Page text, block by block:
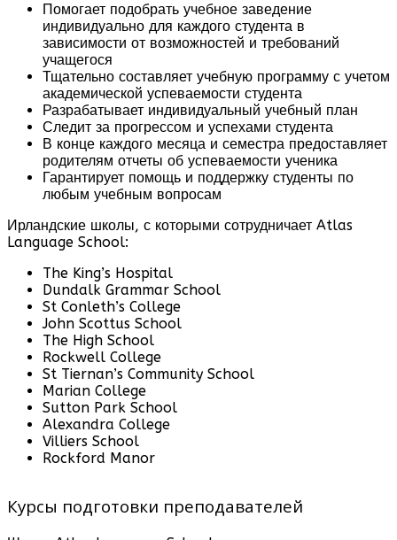
Помогает подобрать учебное заведение
индивидуально для каждого студента в
зависимости от возможностей и требований
учащегося
Тщательно составляет учебную программу с учетом
академической успеваемости студента
Разрабатывает индивидуальный учебный план
Следит за прогрессом и успехами студента
В конце каждого месяца и семестра предоставляет
родителям отчеты об успеваемости ученика
Гарантирует помощь и поддержку студенты по
любым учебным вопросам
Ирландские школы, с которыми сотрудничает Atlas
Language School:
The King’s Hospital
Dundalk Grammar School
St Conleth’s College
John Scottus School
The High School
Rockwell College
St Tiernan’s Community School
Marian College
Sutton Park School
Alexandra College
Villiers School
Rockford Manor
Курсы подготовки преподавателей